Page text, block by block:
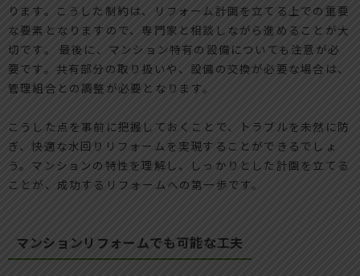
ります。こうした制約は、リフォーム計画を立てる上での重要
な要素となりますので、専門家と相談しながら進めることが大
切です。 最後に、マンション特有の設備についても注意が必
要です。共有部分の取り扱いや、設備の交換が必要な場合は、
管理組合との調整が必要となります。
こうした点を事前に把握しておくことで、トラブルを未然に防
ぎ、快適な水回りリフォームを実現することができるでしょ
う。マンションの特性を理解し、しっかりとした計画を立てる
ことが、成功するリフォームへの第一歩です。
マンションリフォームでも可能な工夫